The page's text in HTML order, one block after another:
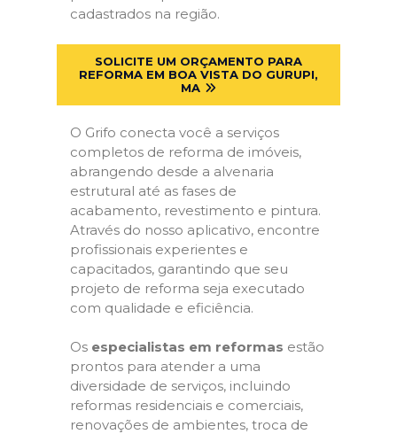
cadastrados na região.
SOLICITE UM ORÇAMENTO PARA
REFORMA EM BOA VISTA DO GURUPI,
MA
O Grifo conecta você a serviços
completos de reforma de imóveis,
abrangendo desde a alvenaria
estrutural até as fases de
acabamento, revestimento e pintura.
Através do nosso aplicativo, encontre
profissionais experientes e
capacitados, garantindo que seu
projeto de reforma seja executado
com qualidade e eficiência.
Os especialistas em reformas estão
prontos para atender a uma
diversidade de serviços, incluindo
reformas residenciais e comerciais,
renovações de ambientes, troca de